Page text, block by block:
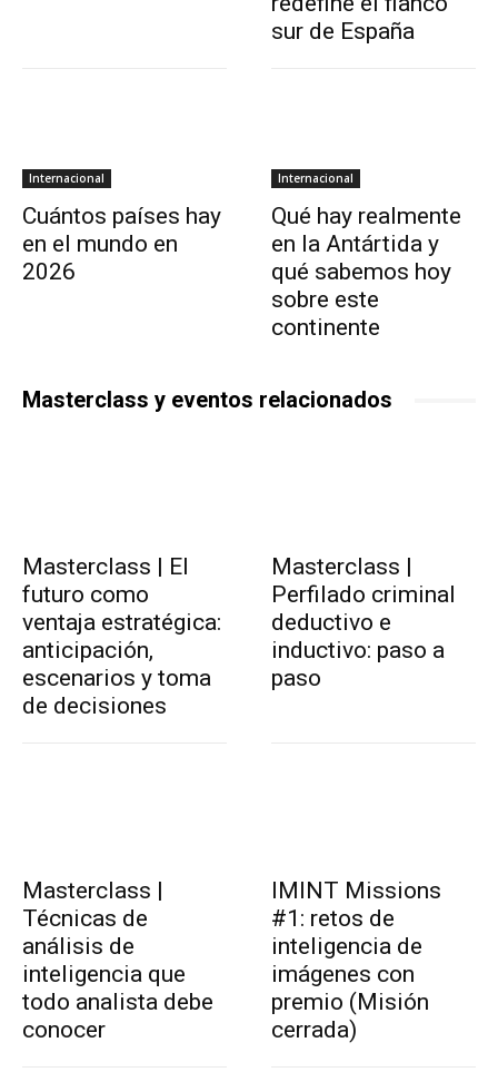
sur de España
Internacional
Cuántos países hay
en el mundo en
2026
Internacional
Qué hay realmente
en la Antártida y
qué sabemos hoy
sobre este
continente
Masterclass y eventos relacionados
Masterclass | El
futuro como
ventaja estratégica:
anticipación,
escenarios y toma
de decisiones
Masterclass |
Perfilado criminal
deductivo e
inductivo: paso a
paso
Masterclass |
Técnicas de
análisis de
inteligencia que
todo analista debe
conocer
IMINT Missions
#1: retos de
inteligencia de
imágenes con
premio (Misión
cerrada)